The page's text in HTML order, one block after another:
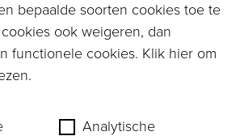
bepaalde soorten cookies toe te
ook weigeren, dan
functionele cookies. Klik hier om
Analytische